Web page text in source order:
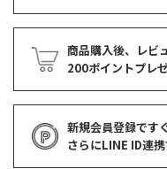
商品購入後、レビ
200ポイントプレ
新規会員登録です
さらにLINE ID連